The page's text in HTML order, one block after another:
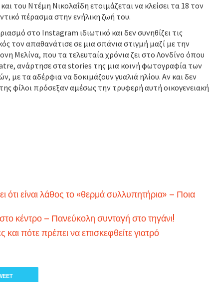
του Ντέμη Νικολαΐδη ετοιμάζεται να κλείσει τα 18 τον
πέρασμα στην ενήλικη ζωή του.
στο Instagram ιδιωτικό και δεν συνηθίζει τις
τον απαθανάτισε σε μια σπάνια στιγμή μαζί με την
Μελίνα, που τα τελευταία χρόνια ζει στο Λονδίνο όπου
ανάρτησε στα stories της μια κοινή φωτογραφία των
με τα αδέρφια να δοκιμάζουν γυαλιά ηλίου. Αν και δεν
φίλοι πρόσεξαν αμέσως την τρυφερή αυτή οικογενειακή
ότι είναι λάθος το «θερμά συλλυπητήρια» – Ποια
κέντρο – Πανεύκολη συνταγή στο τηγάνι!
πότε πρέπει να επισκεφθείτε γιατρό